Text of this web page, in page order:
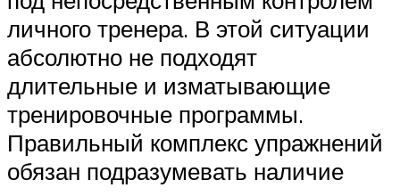
личного тренера. В этой ситуации
абсолютно не подходят
длительные и изматывающие
тренировочные программы.
Правильный комплекс упражнений
обязан подразумевать наличие